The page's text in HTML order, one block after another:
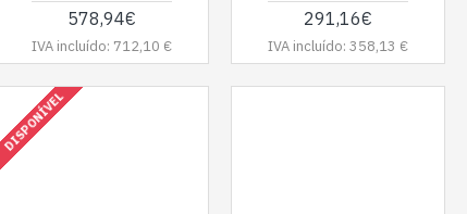
578,94€
IVA incluído: 712,10 €
291,16€
IVA incluído: 358,13 €
DISPONÍVEL